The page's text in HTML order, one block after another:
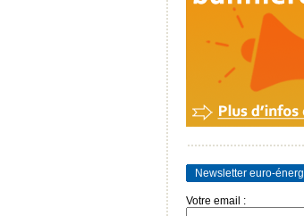
Newsletter euro-
Votre email :